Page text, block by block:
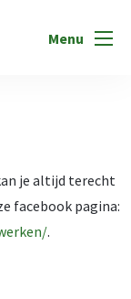
Menu
je altijd terecht
facebook pagina:
.